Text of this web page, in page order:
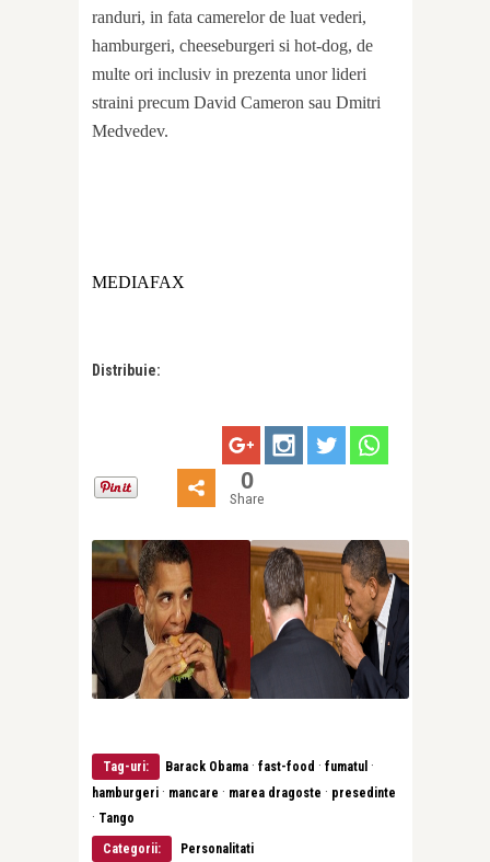
randuri, in fata camerelor de luat vederi,
hamburgeri, cheeseburgeri si hot-dog, de
multe ori inclusiv in prezenta unor lideri
straini precum David Cameron sau Dmitri
Medvedev.
MEDIAFAX
Distribuie:
0
Share
Tag-uri: Barack Obama · fast-food · fumatul ·
hamburgeri · mancare · marea dragoste · presedinte
· Tango
Categorii:
Personalitati